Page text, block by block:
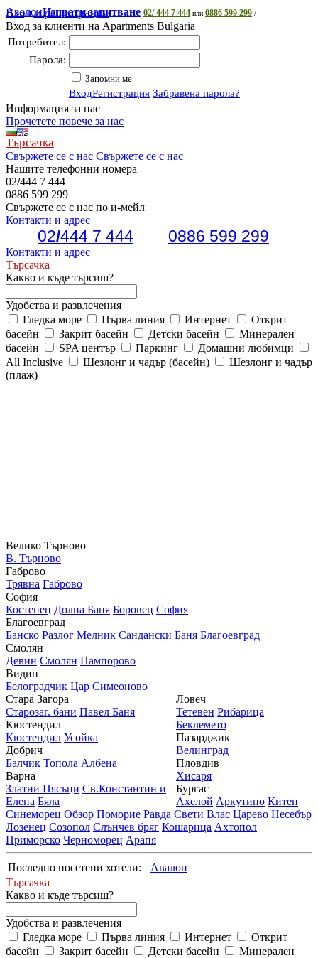
АвалонИзпрати запитване 02/ 444 7 444 или 0886 599 299 /
Вход и регистрация
Вход за клиенти на Apartments Bulgaria
Потребител:
Парола:
Запомни ме
ВходРегистрация Забравена парола?
Информация за нас
Прочетете повече за нас
Търсачка
Свържете се с нас Свържете се с нас
Нашите телефонни номера
02/444 7 444
0886 599 299
Свържете се с нас по и-мейл
Контакти и адрес
02/444 7 444 0886 599 299
Контакти и адрес
Търсачка
Какво и къде търсиш?
Удобства и развлечения
Гледка море
Първа линия Интернет
Открит
басейн
Закрит басейн Детски басейн
Минерален
басейн
SPA център Паркинг
Домашни любимци
All Inclusive
Шезлонг и чадър (басейн)
Шезлонг и чадър
(плаж)
Велико Търново
В. Търново
Габрово
Трявна Габрово
София
Костенец Долна Баня Боровец София
Благоевград
Банско Разлог Мелник Сандански Баня Благоевград
Смолян
Девин Смолян Пампорово
Видин
Белоградчик Цар Симеоново
Стара Загора
Старозаг. бани Павел Баня
Кюстендил
Кюстендил Усойка
Добрич
Балчик Топола Албена
Варна
Златни Пясъци Св.Константин и
Елена Бяла
Ловеч
Тетевен Рибарица
Беклемето
Пазарджик
Велинград
Пловдив
Хисаря
Бургас
Ахелой Аркутино Китен
Синеморец Обзор Поморие Равда Свети Влас Царево Несебър
Лозенец Созопол Слънчев бряг Кошарица Ахтопол
Приморско Черноморец Арапя
Последно посетени хотели:
Авалон
Търсачка
Какво и къде търсиш?
Удобства и развлечения
Гледка море
Първа линия Интернет
Открит
басейн
Закрит басейн Детски басейн
Минерален